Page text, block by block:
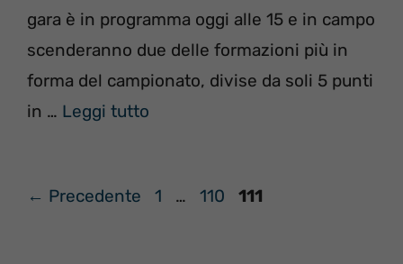
gara è in programma oggi alle 15 e in campo
scenderanno due delle formazioni più in
forma del campionato, divise da soli 5 punti
in … Leggi tutto
← Precedente Pagina
1 … Pagina
110 Pagina
111